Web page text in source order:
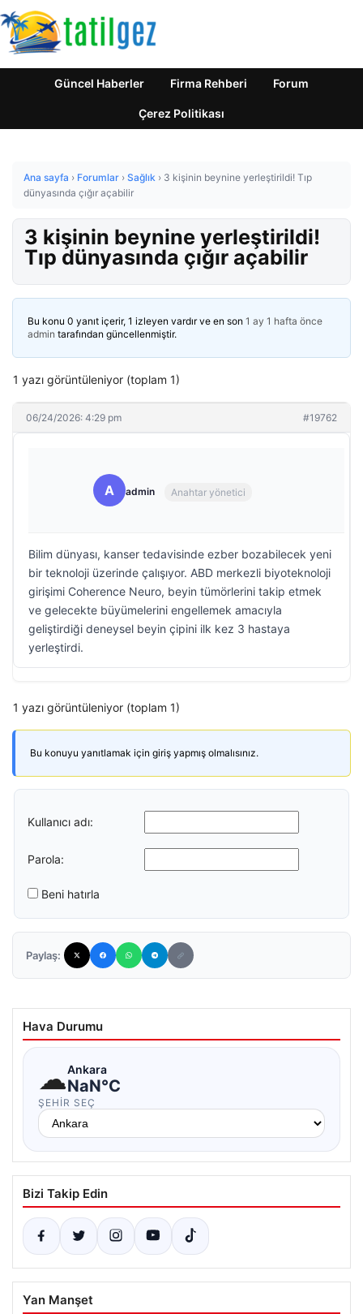
Güncel Haberler Firma Rehberi Forum
Çerez Politikası
Ana sayfa › Forumlar › Sağlık › 3 kişinin beynine yerleştirildi! Tıp
dünyasında çığır açabilir
3 kişinin beynine yerleştirildi!
Tıp dünyasında çığır açabilir
Bu konu 0 yanıt içerir, 1 izleyen vardır ve en son 1 ay 1 hafta önce
admin tarafından güncellenmiştir.
1 yazı görüntüleniyor (toplam 1)
06/24/2026: 4:29 pm #19762
A admin Anahtar yönetici
Bilim dünyası, kanser tedavisinde ezber bozabilecek yeni
bir teknoloji üzerinde çalışıyor. ABD merkezli biyoteknoloji
girişimi Coherence Neuro, beyin tümörlerini takip etmek
ve gelecekte büyümelerini engellemek amacıyla
geliştirdiği deneysel beyin çipini ilk kez 3 hastaya
yerleştirdi.
1 yazı görüntüleniyor (toplam 1)
Bu konuyu yanıtlamak için giriş yapmış olmalısınız.
Kullanıcı adı:
Parola:
Beni hatırla
Paylaş:
Hava Durumu
☁Ankara
NaN°C
ŞEHIR SEÇ
Bizi Takip Edin
Yan Manşet